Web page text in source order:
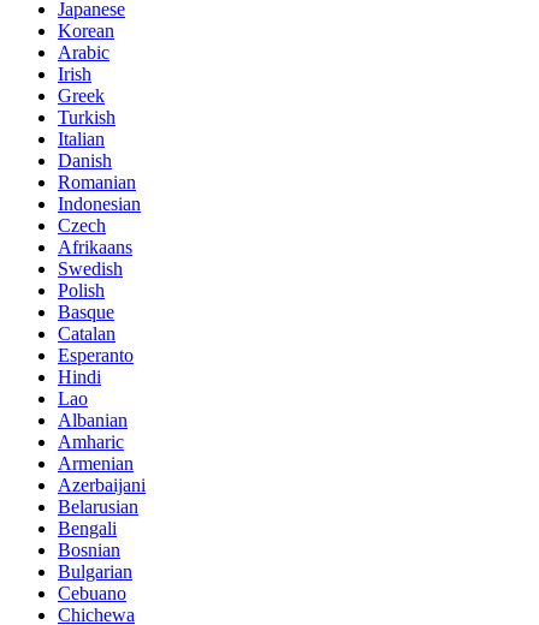
Japanese
Korean
Arabic
Irish
Greek
Turkish
Italian
Danish
Romanian
Indonesian
Czech
Afrikaans
Swedish
Polish
Basque
Catalan
Esperanto
Hindi
Lao
Albanian
Amharic
Armenian
Azerbaijani
Belarusian
Bengali
Bosnian
Bulgarian
Cebuano
Chichewa